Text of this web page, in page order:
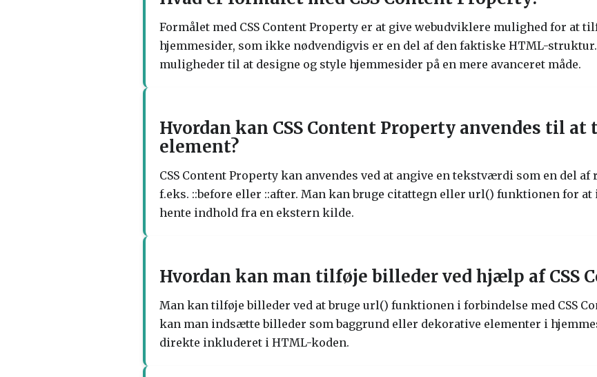
Formålet med CSS Content Property er at give webudviklere mulighed for at
hjemmesider, som ikke nødvendigvis er en del af den faktiske HTML-
muligheder til at designe og style hjemmesider på en mere avanceret måde.
Hvordan kan CSS Content Property anvendes til
element?
CSS Content Property kan anvendes ved at angive en tekstværdi som en del
f.eks. ::before eller ::after. Man kan bruge citattegn eller url() funktionen for
hente indhold fra en ekstern kilde.
Hvordan kan man tilføje billeder ved hjælp af CSS
Man kan tilføje billeder ved at bruge url() funktionen i forbindelse med CSS
kan man indsætte billeder som baggrund eller dekorative elementer i
direkte inkluderet i HTML-koden.